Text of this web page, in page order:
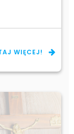
WIĘCEJ!